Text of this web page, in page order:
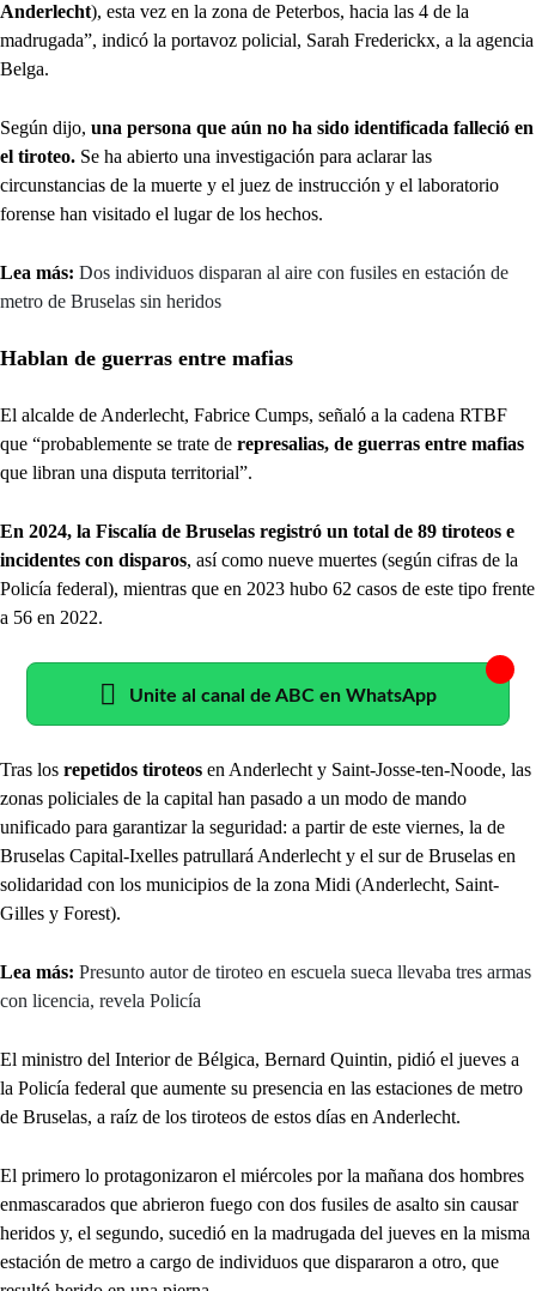
Anderlecht), esta vez en la zona de Peterbos, hacia las 4 de la
madrugada”, indicó la portavoz policial, Sarah Frederickx, a la agencia
Belga.
Según dijo, una persona que aún no ha sido identificada falleció en
el tiroteo. Se ha abierto una investigación para aclarar las
circunstancias de la muerte y el juez de instrucción y el laboratorio
forense han visitado el lugar de los hechos.
Lea más: Dos individuos disparan al aire con fusiles en estación de
metro de Bruselas sin heridos
Hablan de guerras entre mafias
El alcalde de Anderlecht, Fabrice Cumps, señaló a la cadena RTBF
que “probablemente se trate de represalias, de guerras entre mafias
que libran una disputa territorial”.
En 2024, la Fiscalía de Bruselas registró un total de 89 tiroteos e
incidentes con disparos, así como nueve muertes (según cifras de la
Policía federal), mientras que en 2023 hubo 62 casos de este tipo frente
a 56 en 2022.
Unite al canal de ABC en WhatsApp
Tras los repetidos tiroteos en Anderlecht y Saint-Josse-ten-Noode, las
zonas policiales de la capital han pasado a un modo de mando
unificado para garantizar la seguridad: a partir de este viernes, la de
Bruselas Capital-Ixelles patrullará Anderlecht y el sur de Bruselas en
solidaridad con los municipios de la zona Midi (Anderlecht, Saint-
Gilles y Forest).
Lea más: Presunto autor de tiroteo en escuela sueca llevaba tres armas
con licencia, revela Policía
El ministro del Interior de Bélgica, Bernard Quintin, pidió el jueves a
la Policía federal que aumente su presencia en las estaciones de metro
de Bruselas, a raíz de los tiroteos de estos días en Anderlecht.
El primero lo protagonizaron el miércoles por la mañana dos hombres
enmascarados que abrieron fuego con dos fusiles de asalto sin causar
heridos y, el segundo, sucedió en la madrugada del jueves en la misma
estación de metro a cargo de individuos que dispararon a otro, que